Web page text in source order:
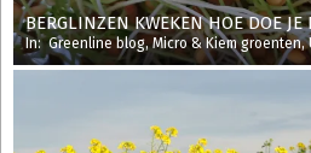
BERGLINZEN KWEKEN HOE DOE JE
In: Greenline blog, Micro & Kiem groenten,